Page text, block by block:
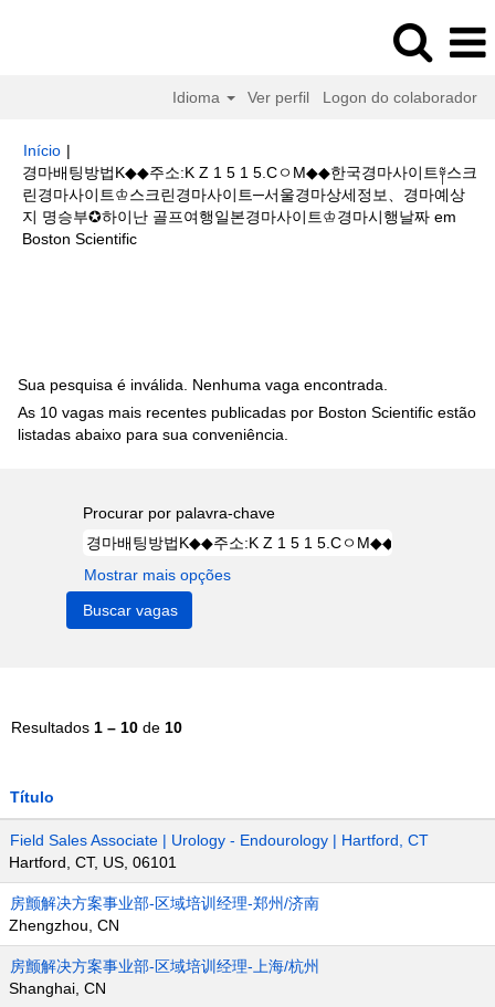
Idioma Ver perfil Logon do colaborador
Início |
경마배팅방법K◆◆주소:K Z 1 5 1 5.CㅇM◆◆한국경마사이트༈스크
린경마사이트♔스크린경마사이트─서울경마상세정보、경마예상
지 명승부✪하이난 골프여행일본경마사이트♔경마시행날짜 em
Boston Scientific(página
Sua pesquisa é inválida. Nenhuma vaga encontrada.
As 10 vagas mais recentes publicadas por Boston Scientific estão
listadas abaixo para sua conveniência.
Procurar por palavra-chave
Mostrar mais opções
Resultados 1 – 10 de 10
Título
Field Sales Associate | Urology - Endourology | Hartford, CT
Hartford, CT, US, 06101
房颤解决方案事业部-区域培训经理-郑州/济南
Zhengzhou, CN
房颤解决方案事业部-区域培训经理-上海/杭州
Shanghai, CN